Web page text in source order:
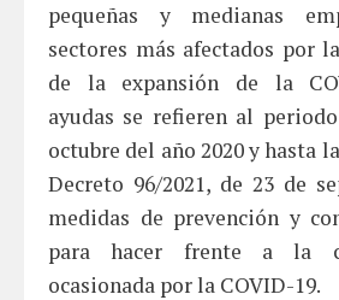
pequeñas y medianas
sectores más afectados por
de la expansión de la
ayudas se refieren al
octubre del año 2020 y hasta
Decreto 96/2021, de 23 de
medidas de prevención y
para hacer frente a la
ocasionada por la COVID-19.